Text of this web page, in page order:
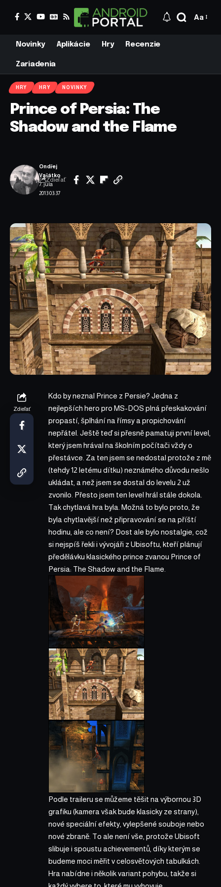
Aa
Novinky Aplikácie Hry Recenzie
Zariadenia
HRY HRY NOVINKY
Prince of Persia: The
Shadow and the Flame
7. júla
2013 03:37
Ondřej
Vašátko
Zdieľať
Zdieľať
Kdo by neznal Prince z Persie? Jedna z
nejlepších hero pro MS-DOS plná přeskakování
propastí, šplhání na římsy a propichování
nepřátel. Ještě teď si přesně pamatuji první level,
který jsem hrával na školním počítači vždy o
přestávce. Za ten jsem se nedostal protože z mě
(tehdy 12 letému dítku) neznámého důvodu nešlo
ukládat, a než jsem se dostal do levelu 2 už
zvonilo. Přesto jsem ten level hrál stále dokola.
Tak chytlavá hra byla. Možná to bylo proto, že
byla chytlavější než připravování se na příští
hodinu, ale co není? Dost ale bylo nostalgie, což
si nejspíš řekli i vývojáři z Ubisoftu, kteří plánují
předělávku klasického prince zvanou Prince of
Persia: The Shadow and the Flame.
Podle traileru se můžeme těšit na výbornou 3D
grafiku (kamera však bude klasicky ze strany),
nové speciální efekty, vylepšené souboje nebo
nové zbraně. To ale není vše, protože Ubisoft
slibuje i spoustu achievementů, díky kterým se
budeme moci měřit v celosvětových tabulkách.
Hra nabídne i několik variant pohybu, takže si